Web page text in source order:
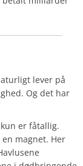
lever på
Og det har
er fåtallig.
magnet. Her